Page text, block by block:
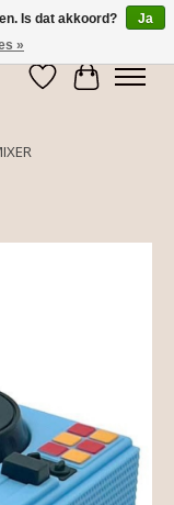
Verlanglijst
Is dat akkoord?
Ja
»